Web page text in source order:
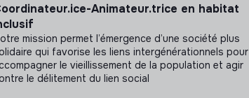
Animateur.trice en habitat
mission permet l’émergence d’une société plus
qui favorise les liens intergénérationnels pour
le vieillissement de la population et agir
le délitement du lien social